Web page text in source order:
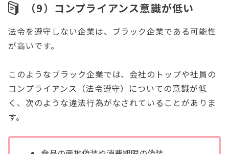
（9）コンプライアンス意識が低い
法令を遵守しない企業は、ブラック企業である可能性
が高いです。
このようなブラック企業では、会社のトップや社員の
コンプライアンス（法令遵守）についての意識が低
く、次のような違法行為がなされていることがありま
す。